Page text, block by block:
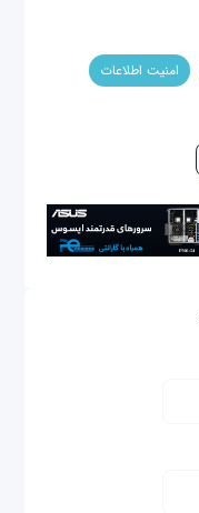
امنیت اطلاعات